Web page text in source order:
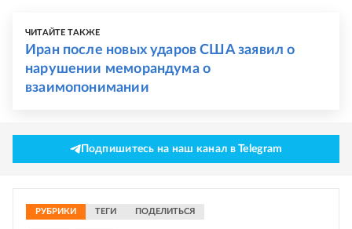
ЧИТАЙТЕ ТАКЖЕ
Иран после новых ударов США заявил о
нарушении меморандума о
взаимопонимании
Подпишитесь на наш канал в Telegram
РУБРИКИ ТЕГИ ПОДЕЛИТЬСЯ